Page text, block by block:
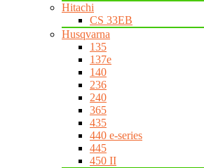
Hitachi
CS 33EB
Husqvarna
135
137e
140
236
240
365
435
440 e-series
445
450 II